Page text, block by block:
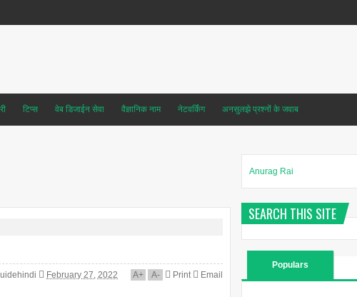
टिप्स वेब डिजाईन सेवा वैज्ञानिक नाम नेटवर्किंग अनसुलझे प्रश्नों के जवाब
February 27, 2022 A+ A- Print Email
Anurag Rai
SEARCH THIS SITE
Populars